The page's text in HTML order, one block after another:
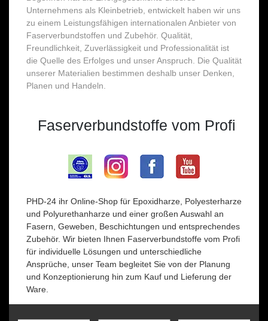
Unternehmens als Kleinbetrieb, entwickelt haben wir uns
zu einem Leistungsfähigen internationalen Anbieter von
Faserverbundstoffen und Zubehör. Qualität,
Freundlichkeit, Zuverlässigkeit und Professionalität ist
die Quelle des Erfolges und unser Anspruch. Die Qualität
unserer Materialien bestimmen deshalb unser Denken,
Planen und Handeln.
Faserverbundstoffe vom Profi
PHD-24 ihr Online-Shop für Epoxidharze, Polyesterharze
und Polyurethanharze und einer großen Auswahl an
Fasern, Geweben, Beschichtungen und entsprechendes
Zubehör. Wir bieten Ihnen Faserverbundstoffe vom Profi
für individuelle Lösungen und unterschiedliche
Ansprüche, unser Team begleitet Sie von der Planung
und Konzeptionierung hin zum Kauf und Lieferung der
Ware.